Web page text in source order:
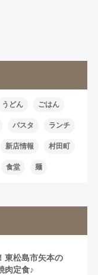
うどん ごはん
パスタ ランチ
新店情報 村田町
食堂 麺
東松島市矢本の
肉定食♪